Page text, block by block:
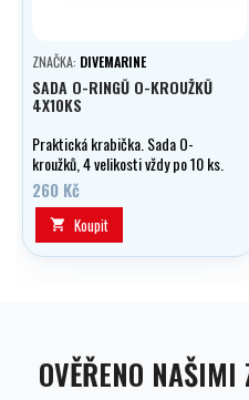
ZNAČKA: DIVEMARINE
SADA O-RINGŮ O-KROUŽKŮ
4X10KS
Praktická krabička. Sada O-
kroužků, 4 velikosti vždy po 10 ks.
260 Kč
 Koupit
OVĚŘENO NAŠIMI